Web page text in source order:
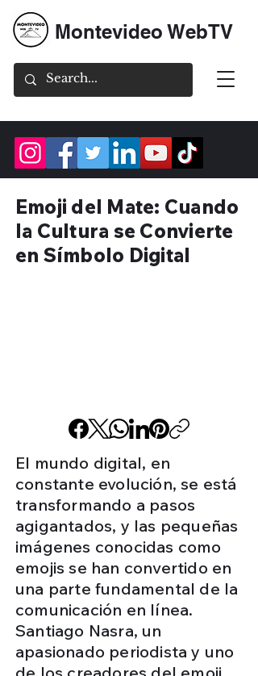
Montevideo WebTV
Emoji del Mate: Cuando
la Cultura se Convierte
en Símbolo Digital
El mundo digital, en
constante evolución, se está
transformando a pasos
agigantados, y las pequeñas
imágenes conocidas como
emojis se han convertido en
una parte fundamental de la
comunicación en línea.
Santiago Nasra, un
apasionado periodista y uno